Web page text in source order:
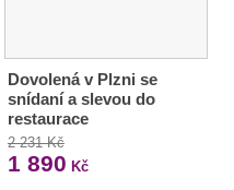
Dovolená v Plzni se
snídaní a slevou do
restaurace
2 231 Kč
1 890 Kč